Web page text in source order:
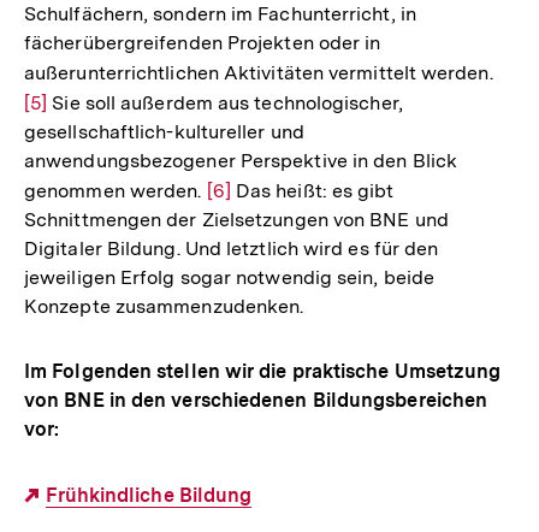
Schulfächern, sondern im Fachunterricht, in
fächerübergreifenden Projekten oder in
außerunterrichtlichen Aktivitäten vermittelt werden.Zur
[5] Sie soll außerdem aus technologischer,
gesellschaftlich-kultureller und
anwendungsbezogener Perspektive in den Blick
genommen werden. Zur
Auflösung
der
Fußnote
[6] Das heißt: es gibt
Schnittmengen der Zielsetzungen von BNE und
Digitaler Bildung. Und letztlich wird es für den
jeweiligen Erfolg sogar notwendig sein, beide
Konzepte zusammenzudenken.
Im Folgenden stellen wir die praktische Umsetzung
von BNE in den verschiedenen Bildungsbereichen
vor:
Externer
Frühkindliche Bildung